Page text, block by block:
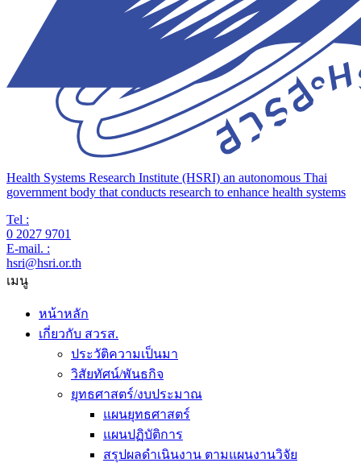
Health Systems Research Institute (HSRI) an autonomous Thai
government body that conducts research to enhance health systems
Tel :
0 2027 9701
E-mail. :
hsri@hsri.or.th
เมนู
หน้าหลัก
เกี่ยวกับ สวรส.
ประวัติความเป็นมา
วิสัยทัศน์/พันธกิจ
ยุทธศาสตร์/งบประมาณ
แผนยุทธศาสตร์
แผนปฏิบัติการ
สรุปผลดำเนินงาน ตามแผนงานวิจัย